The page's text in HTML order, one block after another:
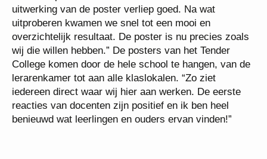
uitwerking van de poster verliep goed. Na wat
uitproberen kwamen we snel tot een mooi en
overzichtelijk resultaat. De poster is nu precies zoals
wij die willen hebben.” De posters van het Tender
College komen door de hele school te hangen, van de
lerarenkamer tot aan alle klaslokalen. “Zo ziet
iedereen direct waar wij hier aan werken. De eerste
reacties van docenten zijn positief en ik ben heel
benieuwd wat leerlingen en ouders ervan vinden!”